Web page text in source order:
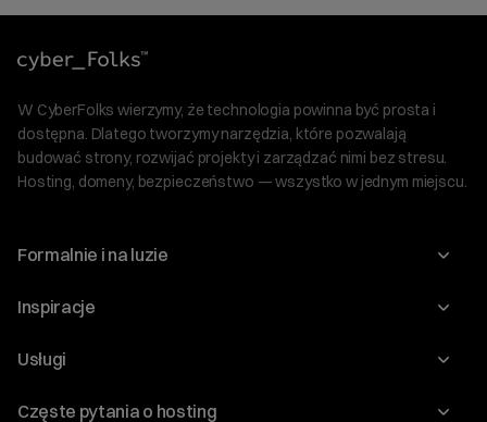
W CyberFolks wierzymy, że technologia powinna być prosta i
dostępna. Dlatego tworzymy narzędzia, które pozwalają
budować strony, rozwijać projekty i zarządzać nimi bez stresu.
Hosting, domeny, bezpieczeństwo — wszystko w jednym miejscu.
Formalnie i na luzie
O nas
Program Korzyści dla Inwestorów
Regulaminy i specyfikacje
Inspiracje
Blog
Usługi
Domeny
Częste pytania o hosting